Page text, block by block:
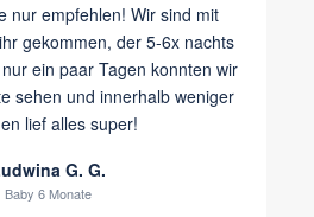
nur empfehlen! Wir sind mit
gekommen, der 5-6x nachts
ein paar Tagen konnten wir
sehen und innerhalb weniger
lief alles super!
G. G.
Baby 6 Monate